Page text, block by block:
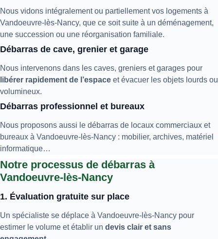
Nous vidons intégralement ou partiellement vos logements à
Vandoeuvre-lès-Nancy, que ce soit suite à un déménagement,
une succession ou une réorganisation familiale.
Débarras de cave, grenier et garage
Nous intervenons dans les caves, greniers et garages pour
libérer rapidement de l’espace et évacuer les objets lourds ou
volumineux.
Débarras professionnel et bureaux
Nous proposons aussi le débarras de locaux commerciaux et
bureaux à Vandoeuvre-lès-Nancy : mobilier, archives, matériel
informatique…
Notre processus de débarras à
Vandoeuvre-lès-Nancy
1. Évaluation gratuite sur place
Un spécialiste se déplace à Vandoeuvre-lès-Nancy pour
estimer le volume et établir un devis clair et sans